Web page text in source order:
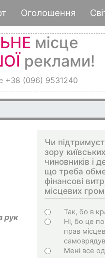
Оголошення
місце
реклами!
+38 (096) 9531240
рук
Чи
зору київських
чиновників і
що треба
фінансові
місцевих
Варіанти
Так, бо в
Ні, бо це
прав
Мені все